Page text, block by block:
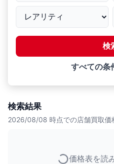
検
すべての条
検索結果
2026/08/08 時点での店舗買取価
価格表を読